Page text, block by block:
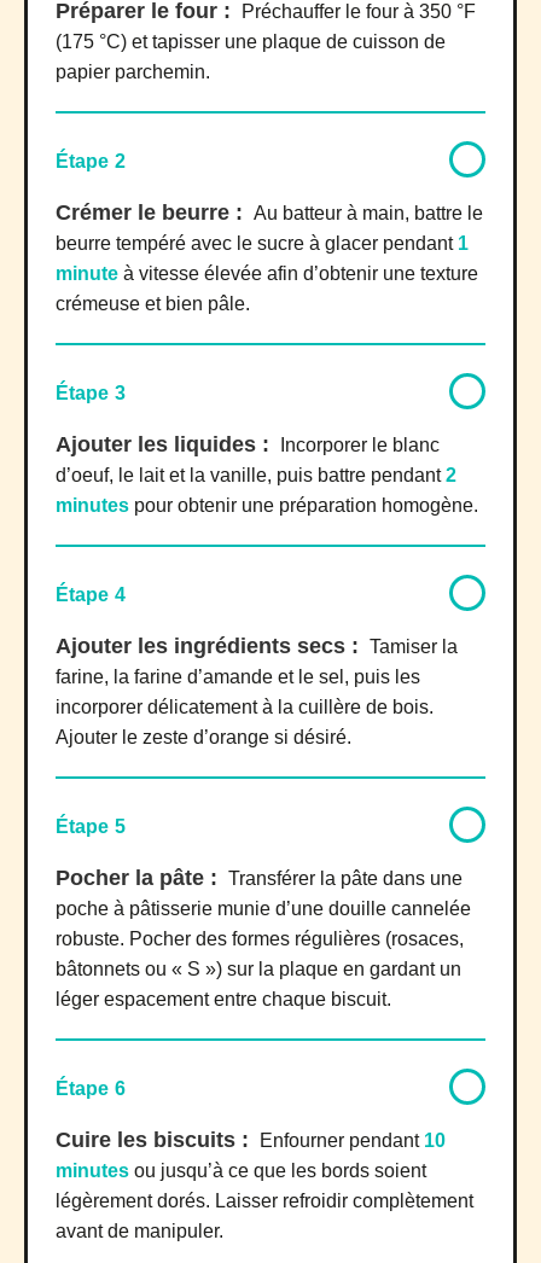
Préparer le four :
Préchauffer le four à 350 °F
(175 °C) et tapisser une plaque de cuisson de
papier parchemin.
Étape 2
Crémer le beurre : Au batteur à main, battre le
beurre tempéré avec le sucre à glacer pendant 1
minute à vitesse élevée afin d’obtenir une texture
crémeuse et bien pâle.
Étape 3
Ajouter les liquides :
Incorporer le blanc
d’oeuf, le lait et la vanille, puis battre pendant2
minutes pour obtenir une préparation homogène.
Étape 4
Ajouter les ingrédients secs : Tamiser la
farine, la farine d’amande et le sel, puis les
incorporer délicatement à la cuillère de bois.
Ajouter le zeste d’orange si désiré.
Étape 5
Pocher la pâte : Transférer la pâte dans une
poche à pâtisserie munie d’une douille cannelée
robuste. Pocher des formes régulières (rosaces,
bâtonnets ou « S ») sur la plaque en gardant un
léger espacement entre chaque biscuit.
Étape 6
Cuire les biscuits : Enfourner pendant 10
minutes ou jusqu’à ce que les bords soient
légèrement dorés. Laisser refroidir complètement
avant de manipuler.